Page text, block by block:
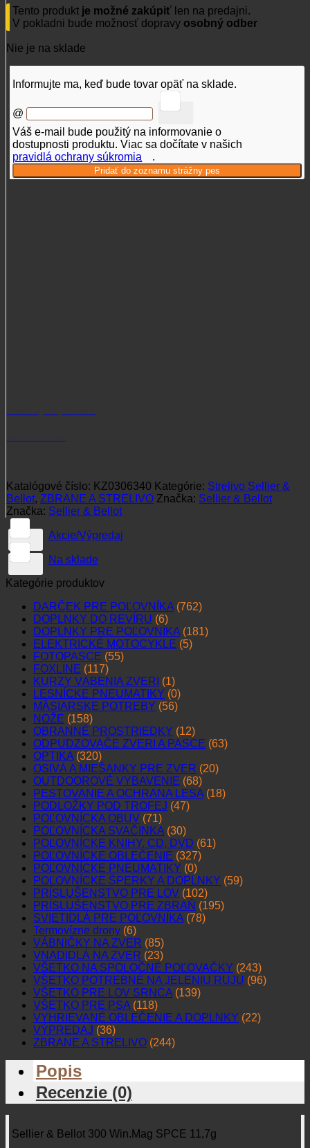
Tento produkt je možné zakúpiť len na predajni.
V pokladni bude možnosť dopravy osobný odber
Nie je na sklade
Informujte ma, keď bude tovar opäť na sklade.
@
Váš e-mail bude použitý na informovanie o
dostupnosti produktu. Viac sa dočítate v našich
pravidlá ochrany súkromia
.
Katalógové číslo: KZ0306340 Kategórie: Strelivo Sellier &
Bellot, ZBRANE A STRELIVO Značka: Sellier & Bellot
Značka: Sellier & Bellot
Akcie/Výpredaj
Na sklade
Kategórie produktov
DARČEK PRE POĽOVNÍKA (762)
DOPLNKY DO REVÍRU (6)
DOPLNKY PRE POĽOVNÍKA (181)
ELEKTRICKÉ MOTOCYKLE (5)
FOTOPASCE (55)
FOXLINE (117)
KURZY VÁBENIA ZVERI (1)
LESNÍCKE PNEUMATIKY (0)
MÄSIARSKE POTREBY (56)
NOŽE (158)
OBRANNÉ PROSTRIEDKY (12)
ODPUDZOVAČE ZVERI A PASCE (63)
OPTIKA (320)
OSIVÁ A MIEŠANKY PRE ZVER (20)
OUTDOOROVÉ VYBAVENIE (68)
PESTOVANIE A OCHRANA LESA (18)
PODLOŽKY POD TROFEJ (47)
POĽOVNÍCKA OBUV (71)
POĽOVNÍCKA SVAČINKA (30)
POĽOVNÍCKE KNIHY, CD, DVD (61)
POĽOVNÍCKE OBLEČENIE (327)
POĽOVNÍCKE PNEUMATIKY (0)
POĽOVNÍCKE ŠPERKY A DOPLNKY (59)
PRÍSLUŠENSTVO PRE LOV (102)
PRÍSLUŠENSTVO PRE ZBRAŇ (195)
SVIETIDLÁ PRE POĽOVNÍKA (78)
Termovízne drony (6)
VÁBNIČKY NA ZVER (85)
VNADIDLÁ NA ZVER (23)
VŠETKO NA SPOLOČNÉ POĽOVAČKY (243)
VŠETKO POTREBNÉ NA JELENIU RUJU (96)
VŠETKO PRE LOV SRNCA (139)
VŠETKO PRE PSA (118)
VYHRIEVANÉ OBLEČENIE A DOPLNKY (22)
VÝPREDAJ (36)
ZBRANE A STRELIVO (244)
Popis
Recenzie (0)
Sellier & Bellot 300 Win.Mag SPCE 11,7g